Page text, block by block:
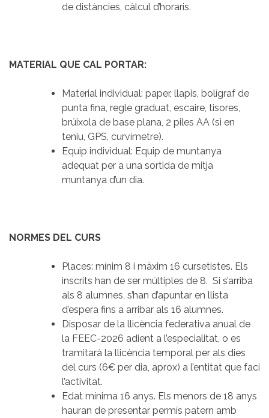
de distàncies, càlcul d’horaris.
MATERIAL QUE CAL PORTAR:
Material individual: paper, llapis, bolígraf de
punta fina, regle graduat, escaire, tisores,
brúixola de base plana, 2 piles AA (si en
teniu, GPS, curvímetre).
Equip individual: Equip de muntanya
adequat per a una sortida de mitja
muntanya d’un dia.
NORMES DEL CURS
Places: mínim 8 i màxim 16 cursetistes. Els
inscrits han de ser múltiples de 8. Si s’arriba
als 8 alumnes, s’han d’apuntar en llista
d’espera fins a arribar als 16 alumnes.
Disposar de la llicència federativa anual de
la FEEC-2026 adient a l’especialitat, o es
tramitarà la llicència temporal per als dies
del curs (6€ per dia, aprox) a l’entitat que faci
l’activitat.
Edat mínima 16 anys. Els menors de 18 anys
hauran de presentar permís patern amb